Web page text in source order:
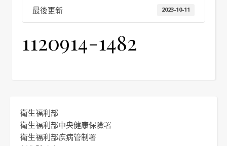
最後更新 2023-10-11
1120914-1482
衛生福利部
衛生福利部中央健康保險署
衛生福利部疾病管制署